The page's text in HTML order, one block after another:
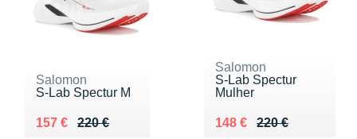
Salomon
S-Lab Spectur M
220 €
Au lieu de 220 €
157 €
Vendu 157 €
Salomon
S-Lab Spectur
Mulher
220 €
Au lieu de 220 €
148 €
Vendu 148 €